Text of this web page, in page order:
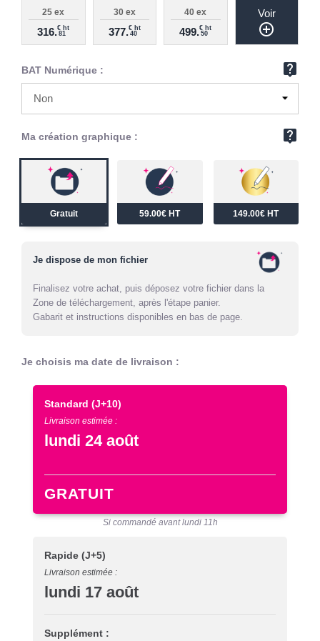
25 ex
316.€ ht
81
30 ex
377.€ ht
40
40 ex
499.€ ht
50
Voir
add_circle_outline
BAT Numérique : live_help
Ma création graphique :
Gratuit 59.00€ HT 149.00€ HT
Je dispose de mon fichier
Finalisez votre achat, puis déposez votre fichier dans la
Zone de téléchargement, après l'étape panier.
Gabarit et instructions disponibles en bas de page.
live_help
Je choisis ma date de livraison :
Standard (J+10)
Livraison estimée :
lundi 24 août
GRATUIT
Si commandé avant lundi 11h
Rapide (J+5)
Livraison estimée :
lundi 17 août
Supplément :